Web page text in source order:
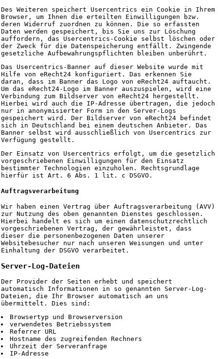
Des Weiteren speichert Usercentrics ein Cookie in Ihrem
Browser, um Ihnen die erteilten Einwilligungen bzw.
deren Widerruf zuordnen zu können. Die so erfassten
Daten werden gespeichert, bis Sie uns zur Löschung
auffordern, das Usercentrics-Cookie selbst löschen oder
der Zweck für die Datenspeicherung entfällt. Zwingende
gesetzliche Aufbewahrungspflichten bleiben unberührt.
Das Usercentrics-Banner auf dieser Website wurde mit
Hilfe von eRecht24 konfiguriert. Das erkennen Sie
daran, dass im Banner das Logo von eRecht24 auftaucht.
Um das eRecht24-Logo im Banner auszuspielen, wird eine
Verbindung zum Bildserver von eRecht24 hergestellt.
Hierbei wird auch die IP-Adresse übertragen, die jedoch
nur in anonymisierter Form in den Server-Logs
gespeichert wird. Der Bildserver von eRecht24 befindet
sich in Deutschland bei einem deutschen Anbieter. Das
Banner selbst wird ausschließlich von Usercentrics zur
Verfügung gestellt.
Der Einsatz von Usercentrics erfolgt, um die gesetzlich
vorgeschriebenen Einwilligungen für den Einsatz
bestimmter Technologien einzuholen. Rechtsgrundlage
hierfür ist Art. 6 Abs. 1 lit. c DSGVO.
Auftragsverarbeitung
Wir haben einen Vertrag über Auftragsverarbeitung (AVV)
zur Nutzung des oben genannten Dienstes geschlossen.
Hierbei handelt es sich um einen datenschutzrechtlich
vorgeschriebenen Vertrag, der gewährleistet, dass
dieser die personenbezogenen Daten unserer
Websitebesucher nur nach unseren Weisungen und unter
Einhaltung der DSGVO verarbeitet.
Server-Log-Dateien
Der Provider der Seiten erhebt und speichert
automatisch Informationen in so genannten Server-Log-
Dateien, die Ihr Browser automatisch an uns
übermittelt. Dies sind:
Browsertyp und Browserversion
verwendetes Betriebssystem
Referrer URL
Hostname des zugreifenden Rechners
Uhrzeit der Serveranfrage
IP-Adresse